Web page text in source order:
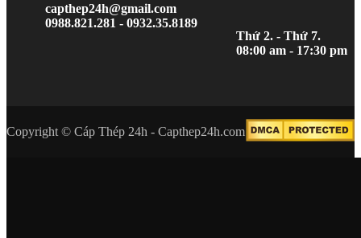
capthep24h@gmail.com
0988.821.281 - 0932.35.8189
Thứ 2. - Thứ 7.
08:00 am - 17:30 pm
Copyright © Cáp Thép 24h - Capthep24h.com